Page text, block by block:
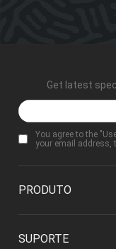
Get latest
You agree to the "
your email address,
PRODUTO
SUPORTE